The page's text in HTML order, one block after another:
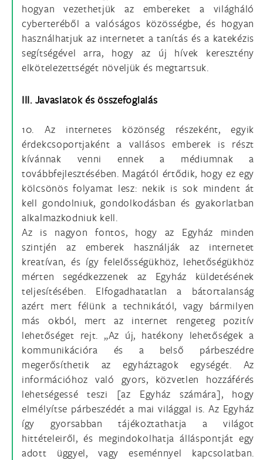
hogyan vezethetjük az embereket a világháló
cyberteréből a valóságos közösségbe, és hogyan
használhatjuk az internetet a tanítás és a katekézis
segítségével arra, hogy az új hívek keresztény
elkötelezettségét növeljük és megtartsuk.
III. Javaslatok és összefoglalás
10. Az internetes közönség részeként, egyik
érdekcsoportjaként a vallásos emberek is részt
kívánnak venni ennek a médiumnak a
továbbfejlesztésében. Magától értődik, hogy ez egy
kölcsönös folyamat lesz: nekik is sok mindent át
kell gondolniuk, gondolkodásban és gyakorlatban
alkalmazkodniuk kell.
Az is nagyon fontos, hogy az Egyház minden
szintjén az emberek használják az internetet
kreatívan, és így felelősségükhöz, lehetőségükhöz
mérten segédkezzenek az Egyház küldetésének
teljesítésében. Elfogadhatatlan a bátortalanság
azért mert félünk a technikától, vagy bármilyen
más okból, mert az internet rengeteg pozitív
lehetőséget rejt. „Az új, hatékony lehetőségek a
kommunikációra és a belső párbeszédre
megerősíthetik az egyháztagok egységét. Az
információhoz való gyors, közvetlen hozzáférés
lehetségessé teszi [az Egyház számára], hogy
elmélyítse párbeszédét a mai világgal is. Az Egyház
így gyorsabban tájékoztathatja a világot
hittételeiről, és megindokolhatja álláspontját egy
adott üggyel, vagy eseménnyel kapcsolatban.